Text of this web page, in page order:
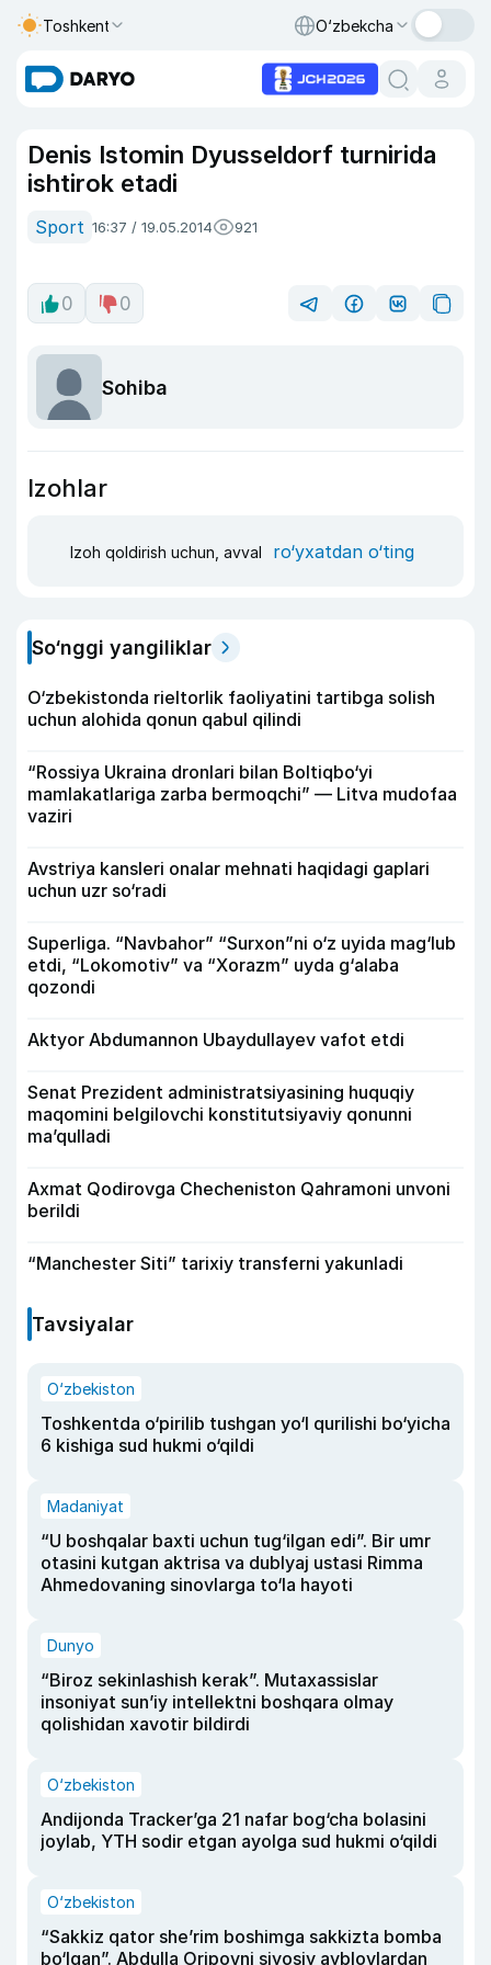
Toshkent O‘zbekcha
Denis Istomin Dyusseldorf turnirida
ishtirok etadi
Sport 16:37 / 19.05.2014 921
0 0
Sohiba
Izohlar
Izoh qoldirish uchun, avval ro‘yxatdan o‘ting
So‘nggi yangiliklar
O‘zbekistonda rieltorlik faoliyatini tartibga solish
uchun alohida qonun qabul qilindi
“Rossiya Ukraina dronlari bilan Boltiqbo‘yi
mamlakatlariga zarba bermoqchi” — Litva mudofaa
vaziri
Avstriya kansleri onalar mehnati haqidagi gaplari
uchun uzr so‘radi
Superliga. “Navbahor” “Surxon”ni o‘z uyida mag‘lub
etdi, “Lokomotiv” va “Xorazm” uyda g‘alaba
qozondi
Aktyor Abdu­mannon Ubaydullayev vafot etdi
Senat Prezident administratsiyasining huquqiy
maqomini belgilovchi konstitutsiyaviy qonunni
ma’qulladi
Axmat Qodirovga Checheniston Qahramoni unvoni
berildi
“Manchester Siti” tarixiy transferni yakunladi
Tavsiyalar
O‘zbekiston
Toshkentda o‘pirilib tushgan yo‘l qurilishi bo‘yicha
6 kishiga sud hukmi o‘qildi
Madaniyat
“U boshqalar baxti uchun tug‘ilgan edi”. Bir umr
otasini kutgan aktrisa va dublyaj ustasi Rimma
Ahmedovaning sinovlarga to‘la hayoti
Dunyo
“Biroz sekinlashish kerak”. Mutaxassislar
insoniyat sun’iy intellektni boshqara olmay
qolishidan xavotir bildirdi
O‘zbekiston
Andijonda Tracker’ga 21 nafar bog‘cha bolasini
joylab, YTH sodir etgan ayolga sud hukmi o‘qildi
O‘zbekiston
“Sakkiz qator she’rim boshimga sakkizta bomba
bo‘lgan”. Abdulla Oripovni siyosiy ayblovlardan